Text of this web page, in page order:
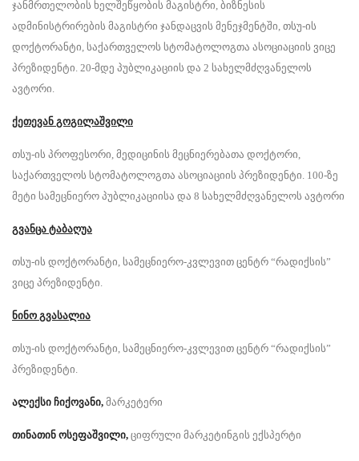
ჯანმრთელობის ხელშეწყობის მაგისტრი, ბიზნესის
ადმინისტრირების მაგისტრი ჯანდაცვის მენეჯმენტში, თსუ-ის
დოქტორანტი, საქართველოს სტომატოლოგთა ასოციაციის ვიცე
პრეზიდენტი. 20-მდე პუბლიკაციის და 2 სახელმძღვანელოს
ავტორი.
ქეთევან გოგილაშვილი
თსუ-ის პროფესორი, მედიცინის მეცნიერებათა დოქტორი,
საქართველოს სტომატოლოგთა ასოციაციის პრეზიდენტი. 100-ზე
მეტი სამეცნიერო პუბლიკაციისა და 8 სახელმძღვანელოს ავტორი
გვანცა ტაბაღუა
თსუ-ის დოქტორანტი, სამეცნიერო-კვლევით ცენტრ “რადიქსის”
ვიცე პრეზიდენტი.
ნინო გვასალია
თსუ-ის დოქტორანტი, სამეცნიერო-კვლევით ცენტრ “რადიქსის”
პრეზიდენტი.
ალექსი ჩიქოვანი, მარკეტერი
თინათინ ოსეფაშვილი, ციფრული მარკეტინგის ექსპერტი